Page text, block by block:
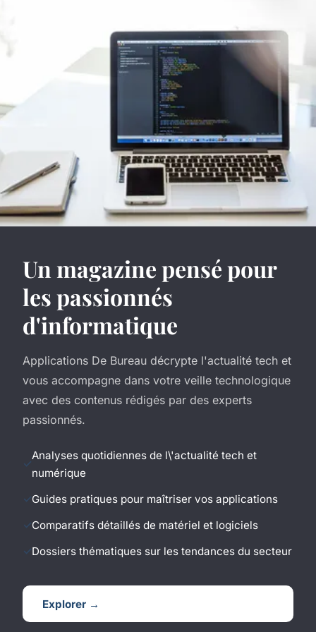
Un magazine pensé pour
les passionnés
d'informatique
Applications De Bureau décrypte l'actualité tech et
vous accompagne dans votre veille technologique
avec des contenus rédigés par des experts
passionnés.
Analyses quotidiennes de l\'actualité tech et
numérique
Guides pratiques pour maîtriser vos applications
Comparatifs détaillés de matériel et logiciels
Dossiers thématiques sur les tendances du secteur
Explorer →